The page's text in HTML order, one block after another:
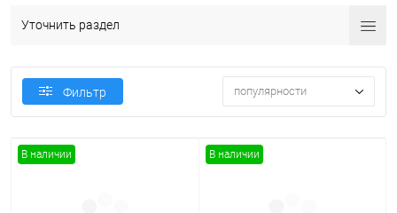
Уточнить раздел
Фильтр популярности
В наличии В наличии